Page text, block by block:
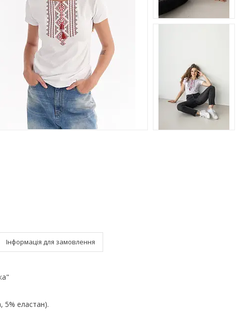
Інформація для замовлення
5% еластан).